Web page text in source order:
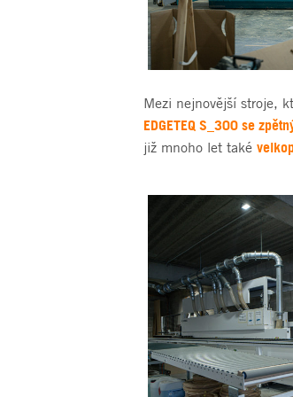
Mezi nejnovější stroje,
EDGETEQ S_300 se
již mnoho let také